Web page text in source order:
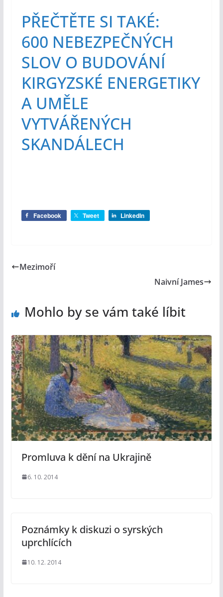
PŘEČTĚTE SI TAKÉ:
600 NEBEZPEČNÝCH
SLOV O BUDOVÁNÍ
KIRGYZSKÉ ENERGETIKY
A UMĚLE
VYTVÁŘENÝCH
SKANDÁLECH
Facebook Tweet LinkedIn
Mezimoří
Naivní James
Mohlo by se vám také líbit
Promluva k dění na Ukrajině
6. 10. 2014
Poznámky k diskuzi o syrských
uprchlících
10. 12. 2014